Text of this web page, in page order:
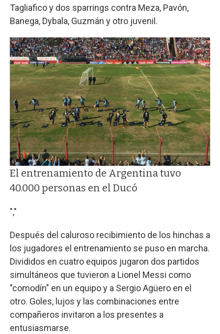
Tagliafico y dos sparrings contra Meza, Pavón,
Banega, Dybala, Guzmán y otro juvenil.
El entrenamiento de Argentina tuvo
40.000 personas en el Ducó
","
Después del caluroso recibimiento de los hinchas a
los jugadores el entrenamiento se puso en marcha.
Divididos en cuatro equipos jugaron dos partidos
simultáneos que tuvieron a Lionel Messi como
"comodín" en un equipo y a Sergio Agüero en el
otro. Goles, lujos y las combinaciones entre
compañeros invitaron a los presentes a
entusiasmarse.